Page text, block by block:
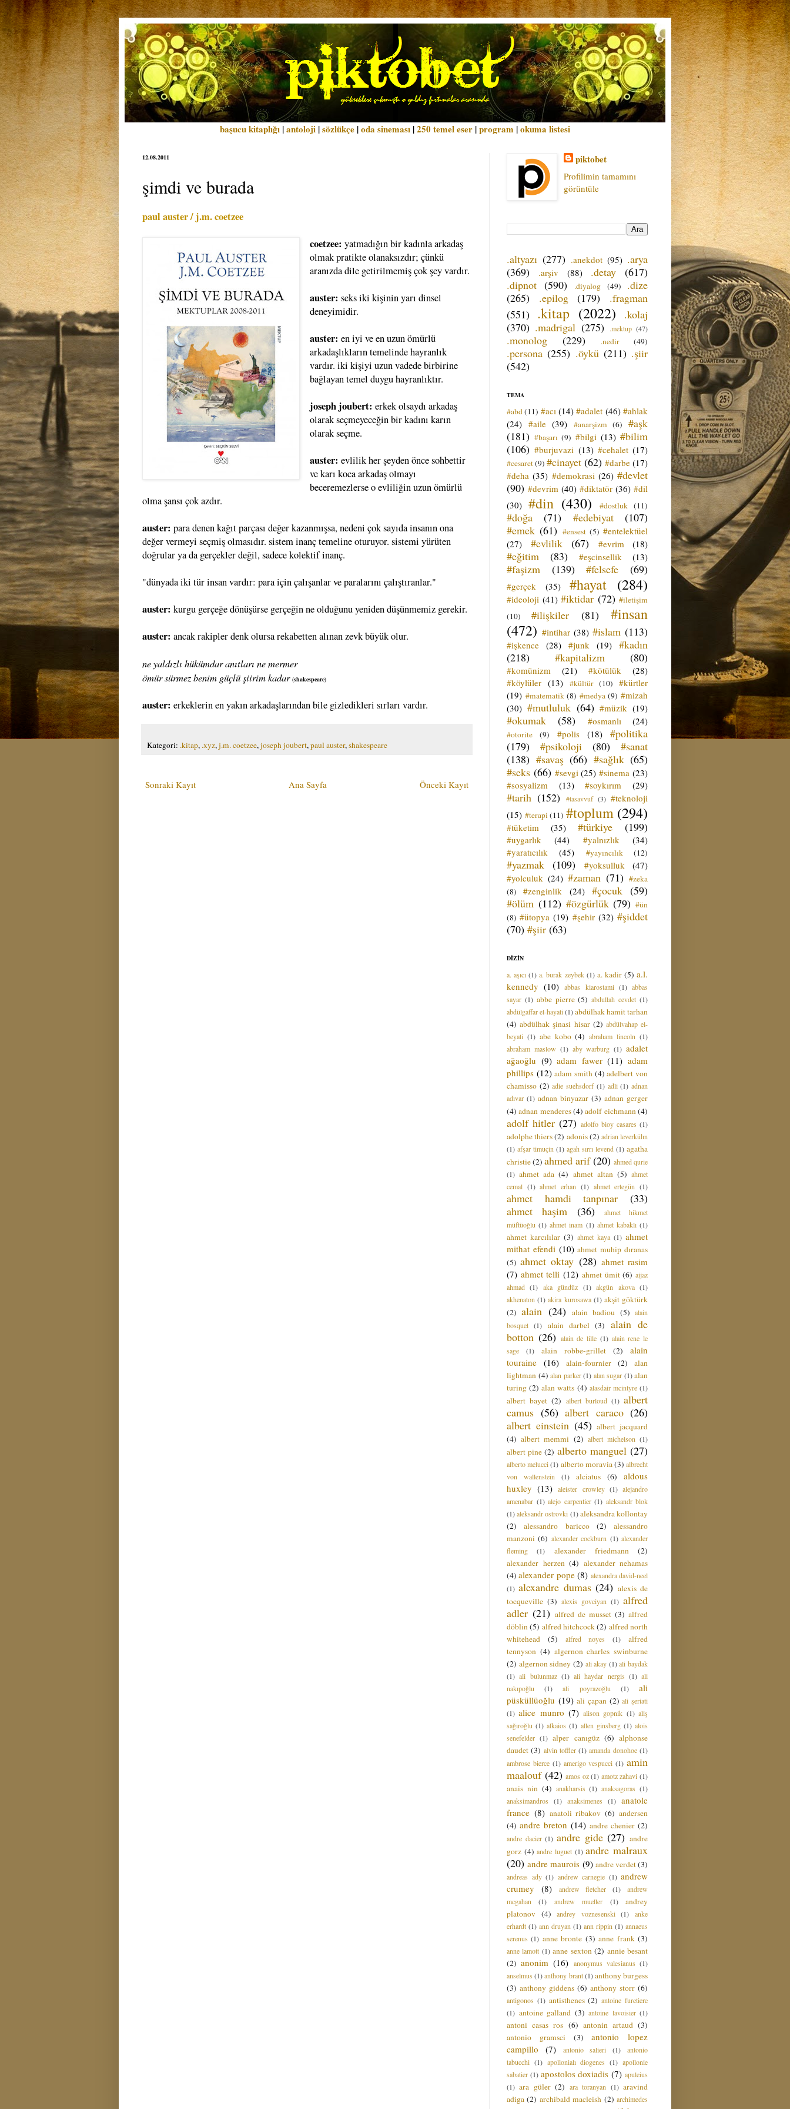
başucu kitaplığı |antoloji |sözlükçe |oda sineması |250 temel eser |program |okuma listesi
12.08.2011
şimdi ve burada
paul auster / j.m. coetzee
coetzee: yatmadığın bir kadınla arkadaş
olmak pratikte olanaksızdır; çünkü
aranızda dile getirilmemiş çok şey vardır.
auster: seks iki kişinin yarı dinsel
deneyimidir.
auster: en iyi ve en uzun ömürlü
arkadaşlıkların temelinde hayranlık
vardır. iki kişiyi uzun vadede birbirine
bağlayan temel duygu hayranlıktır.
joseph joubert: erkek olsaydı arkadaş
olarak seçmeyeceğin bir kadını karın
olarak seçme.
auster: evlilik her şeyden önce sohbettir
ve karı koca arkadaş olmayı
beceremezlerse o evliliğin uzun ömürlü
olma şansı çok azdır.
auster: para denen kağıt parçası değer kazanmışsa, nedeni çok sayıda insanın ona
değer vermeyi seçmiş olmasıdır. sistem inanç temeline oturuyor. sistemi yürüten
doğrular ya da gerçekler değil, sadece kolektif inanç.
"dünyada iki tür insan vardır: para için çalışanlar ve paralarını çalıştıranlar."
auster: kurgu gerçeğe dönüşürse gerçeğin ne olduğunu yeniden düşünmemiz gerekir.
auster: ancak rakipler denk olursa rekabetten alınan zevk büyük olur.
ne yaldızlı hükümdar anıtları ne mermer
ömür sürmez benim güçlü şiirim kadar (shakespeare)
auster: erkeklerin en yakın arkadaşlarından bile gizledikleri sırları vardır.
Kategori: .kitap, .xyz,j.m. coetzee,joseph joubert,paul auster,shakespeare
Sonraki Kayıt Önceki Kayıt
Ana Sayfa
piktobet
Profilimin tamamını
görüntüle
.altyazı (277) .anekdot (95) .arya
(369)
.arşiv (88) .detay
(617)
.dipnot (590) .diyalog (49)
.dize
(265)
.epilog (179)
.fragman
(551) .kitap (2022)
.kolaj
(370) .madrigal (275) .mektup (47)
.monolog (229) .nedir (49)
.persona (255) .öykü (211) .şiir
(542)
TEMA
#abd (11) #acı (14) #adalet (46) #ahlak
(24) #aile (39) #anarşizm (6)
#aşk
(181) #başarı (9) #bilgi (13) #bilim
(106) #burjuvazi (13) #cehalet (17)
#cesaret(9) #cinayet (62) #darbe (17)
#deha (35) #demokrasi (26) #devlet
(90) #devrim (40) #diktatör (36) #dil
(30) #din (430) #dostluk (11)
#doğa (71) #edebiyat
(107)
#emek (61) #ensest (5) #entelektüel
(27)
#evlilik (67) #evrim (18)
#eğitim (83) #eşcinsellik (13)
#faşizm (139) #felsefe (69)
#gerçek (35) #hayat (284)
#ideoloji (41) #iktidar (72) #iletişim
(10)
#ilişkiler (81)
#insan
(472) #intihar (38) #islam (113)
#işkence (28) #junk (19) #kadın
(218)
#kapitalizm (80)
#komünizm (21) #kötülük
(28)
#köylüler (13) #kültür (10)
#kürtler
(19) #matematik (8) #medya (9) #mizah
(30) #mutluluk (64) #müzik (19)
#okumak (58) #osmanlı (24)
#otorite (9) #polis (18)
#politika
(179)
#psikoloji (80)
#sanat
(138) #savaş (66) #sağlık (65)
#seks (66) #sevgi (25) #sinema (23)
#sosyalizm
(13) #soykırım (29)
#tarih (152) #tasavvuf (3) #teknoloji
(15) #terapi (11) #toplum (294)
#tüketim (35) #türkiye (199)
#uygarlık (44) #yalnızlık
(34)
#yaratıcılık
(45) #yayıncılık (12)
#yazmak (109) #yoksulluk
(47)
#yolculuk (24) #zaman (71) #zeka
(8)
#zenginlik (24) #çocuk (59)
#ölüm (112) #özgürlük (79) #ün
(8) #ütopya (19) #şehir (32) #şiddet
(70) #şiir (63)
DİZİN
a. aşıcı (1) a. burak zeybek (1) a. kadir (5) a.l.
kennedy (10) abbas kiarostami (1) abbas
sayar (1) abbe pierre (5) abdullah cevdet (1)
abdülgaffar el-hayati(1)abdülhak hamit tarhan
(4) abdülhak şinasi hisar (2) abdülvahap el-
beyati (1) abe kobo (4) abraham lincoln (1)
abraham maslow (1) aby warburg (1) adalet
ağaoğlu (9) adam fawer (11) adam
phillips (12) adam smith (4) adelbert von
chamisso (2) adie suehsdorf (1) adli (1) adnan
adıvar (1) adnan binyazar (3) adnan gerger
(4) adnan menderes(4) adolf eichmann (4)
adolf hitler (27) adolfo bioy casares (1)
adolphe thiers(2) adonis(2) adrian leverkühn
(1) afşar timuçin (1) agah sırrı levend (1) agatha
christie(2) ahmed arif (20) ahmed qurie
(1) ahmet ada (4) ahmet altan (5) ahmet
cemal (1) ahmet erhan (1) ahmet ertegün (1)
ahmet hamdi tanpınar
(33)
ahmet haşim
(36)
ahmet hikmet
müftüoğlu (1) ahmet inam (1) ahmet kabaklı (1)
ahmet karcılılar (3) ahmet kaya (1) ahmet
mithat efendi (10) ahmet muhip dıranas
(5) ahmet oktay (28) ahmet rasim
(7) ahmet telli (12) ahmet ümit (6) aijaz
ahmad (1) aka gündüz (1) akgün akova (1)
akhenaton (1) akira kurosawa (1) akşit göktürk
(2) alain (24) alain badiou (5) alain
bosquet (1) alain darbel (3)
alain de
botton (26) alain de lille (1) alain rene le
sage
(1) alain robbe-grillet (2)
alain
touraine (16) alain-fournier (2)
alan
lightman (4) alan parker (1) alan sugar (1) alan
turing (2) alan watts (4) alasdair mcintyre (1)
albert bayet (2) albert burloud (1) albert
camus (56) albert caraco (26)
albert einstein (45) albert jacquard
(4) albert memmi (2) albert michelson (1)
albert pine (2) alberto manguel (27)
alberto melucci (1) alberto moravia (3) albrecht
von wallenstein
(1) alciatus (6)
aldous
huxley (13) aleister crowley (1) alejandro
amenabar (1) alejo carpentier (1) aleksandr blok
(1) aleksandr ostrovki (1) aleksandra kollontay
(2)
alessandro baricco (2)
alessandro
manzoni (6) alexander cockburn (1) alexander
fleming
(1) alexander friedmann
(2)
alexander herzen (4) alexander nehamas
(4) alexander pope (8) alexandra david-neel
(1) alexandre dumas (24) alexis de
tocqueville (3) alexis govciyan (1) alfred
adler (21) alfred de musset (3) alfred
döblin (5) alfred hitchcock(2) alfred north
whitehead
(5) alfred noyes (1)
alfred
tennyson (4) algernon charles swinburne
(2) algernon sidney (2) ali akay (1) ali baydak
(1) ali bulunmaz (1) ali haydar nergis (1) ali
nakıpoğlu
(1) ali poyrazoğlu (1)
ali
püsküllüoğlu (19) ali çapan (2) ali şeriati
(1) alice munro (7) alison gopnik (1) aliş
sağıroğlu (1) alkaios (1) allen ginsberg (1) alois
senefelder (1) alper canıgüz (6) alphonse
daudet (3) alvin toffler (1) amanda donohoe (1)
ambrose bierce (1) amerigo vespucci (1) amin
maalouf (42) amos oz (1) amotz zahavi (1)
anais nin (4) anakharsis (1) anaksagoras (1)
anaksimandros
(1) anaksimenes (1) anatole
france (8) anatoli ribakov (6) andersen
(4) andre breton (14) andre chenier (2)
andre dacier (1) andre gide (27) andre
gorz (4) andre luguet (1) andre malraux
(20) andre maurois (9) andre verdet(3)
andreas ady (1) andrew carnegie (1) andrew
crumey
(8) andrew fletcher (1)
andrew
mcgahan
(1) andrew mueller (1)
andrey
platonov (4) andrey voznesenski (1)
anke
erhardt (1) ann druyan (1) ann rippin (1) annaeus
serenus (1) anne bronte (3) anne frank (3)
anne lamott (1) anne sexton (2) annie besant
(2) anonim (16) anonymus valesianus (1)
anselmus (1) anthony brant (1) anthony burgess
(3) anthony giddens (6) anthony storr (6)
antigonos (1) antisthenes (2) antoine furetiere
(1) antoine galland (3) antoine lavoisier (1)
antoni casas ros (6) antonin artaud (3)
antonio gramsci
(3)
antonio lopez
campillo
(7) antonio salieri (1)
antonio
tabucchi (1) apollonialı diogenes (1) apollonie
sabatier (1) apostolos doxiadis (7) apuleius
(1) ara güler (2) ara toranyan (1) aravind
adiga (2) archibald macleish (2) archimedes